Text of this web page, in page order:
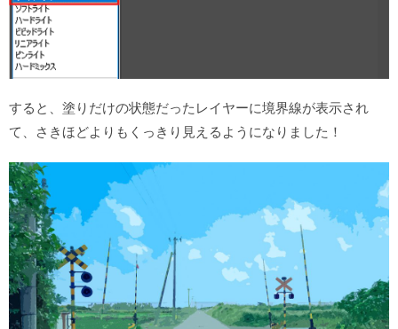
すると、塗りだけの状態だったレイヤーに境界線が表示され
て、さきほどよりもくっきり見えるようになりました！